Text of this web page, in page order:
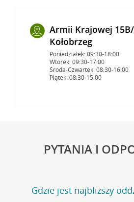
Armii Krajowej
Kołobrzeg
Poniedziałek: 09:30-18:00
Wtorek: 09:30-17:00
Środa-Czwartek: 08:30-16:00
Piątek: 08:30-15:00
PYTANIA I
Gdzie jest najbliższy